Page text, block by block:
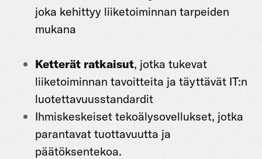
joka kehittyy liiketoiminnan tarpeiden
mukana
Ketterät ratkaisut, jotka tukevat
liiketoiminnan tavoitteita ja täyttävät IT:n
luotettavuusstandardit
Ihmiskeskeiset tekoälysovellukset, jotka
parantavat tuottavuutta ja
päätöksentekoa.